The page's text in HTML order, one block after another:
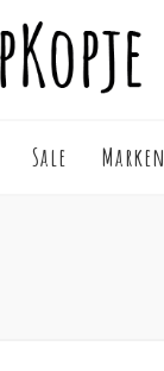
Sale Marken